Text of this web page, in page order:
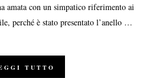
amata con un simpatico riferimento ai
perché è stato presentato l’anello …
TUTTO